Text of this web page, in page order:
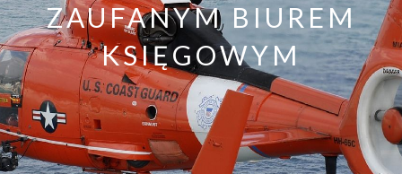
ZAUFANYM BIUREM
KSIĘGOWYM